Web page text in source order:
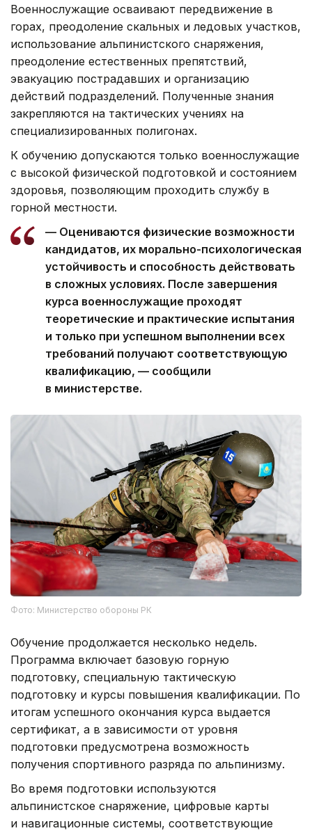
Военнослужащие осваивают передвижение в
горах, преодоление скальных и ледовых участков,
использование альпинистского снаряжения,
преодоление естественных препятствий,
эвакуацию пострадавших и организацию
действий подразделений. Полученные знания
закрепляются на тактических учениях на
специализированных полигонах.
К обучению допускаются только военнослужащие
с высокой физической подготовкой и состоянием
здоровья, позволяющим проходить службу в
горной местности.
— Оцениваются физические возможности
кандидатов, их морально-психологическая
устойчивость и способность действовать
в сложных условиях. После завершения
курса военнослужащие проходят
теоретические и практические испытания
и только при успешном выполнении всех
требований получают соответствующую
квалификацию, — сообщили
в министерстве.
Фото: Министерство обороны РК
Обучение продолжается несколько недель.
Программа включает базовую горную
подготовку, специальную тактическую
подготовку и курсы повышения квалификации. По
итогам успешного окончания курса выдается
сертификат, а в зависимости от уровня
подготовки предусмотрена возможность
получения спортивного разряда по альпинизму.
Во время подготовки используются
альпинистское снаряжение, цифровые карты
и навигационные системы, соответствующие